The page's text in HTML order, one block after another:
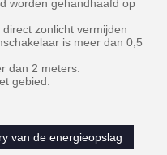
worden gehandhaafd op
zonlicht vermijden
is meer dan 0,5
dan 2 meters.
gebied.
van de energieopslag